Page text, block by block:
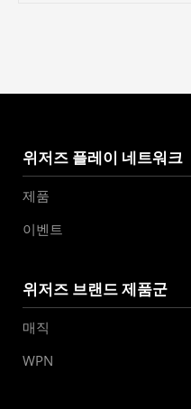
위저즈 플레이 네트워크
제품
이벤트
위저즈 브랜드 제품군
매직
WPN